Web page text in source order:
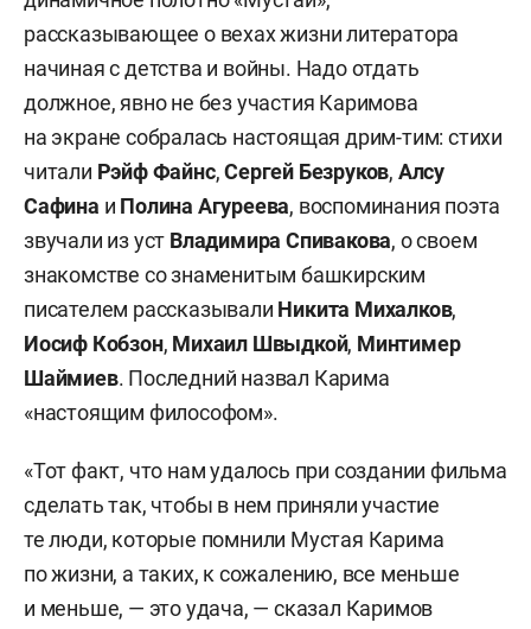
рассказывающее о вехах жизни литератора
начиная с детства и войны. Надо отдать
должное, явно не без участия Каримова
на экране собралась настоящая дрим-тим: стихи
читали Рэйф Файнс,Сергей Безруков, Алсу
Сафина и Полина Агуреева, воспоминания поэта
звучали из уст Владимира Спивакова, о своем
знакомстве со знаменитым башкирским
писателем рассказывали Никита Михалков,
Иосиф Кобзон, Михаил Швыдкой, Минтимер
Шаймиев. Последний назвал Карима
«настоящим философом».
«Тот факт, что нам удалось при создании фильма
сделать так, чтобы в нем приняли участие
те люди, которые помнили Мустая Карима
по жизни, а таких, к сожалению, все меньше
и меньше, — это удача, — сказал Каримов